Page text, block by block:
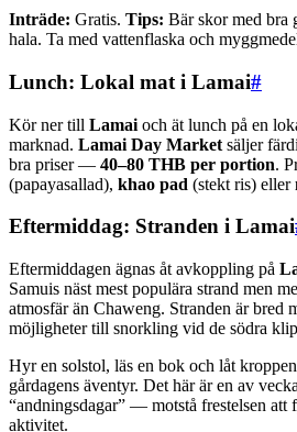
Inträde: Gratis. Tips: Bär skor med bra
hala. Ta med vattenflaska och
Lunch: Lokal mat i Lamai#
Kör ner till Lamai och ät lunch på en
marknad. Lamai Day Market säljer
bra priser — 40–80 THB per portion.
(papayasallad), khao pad (stekt ris) eller
Eftermiddag: Stranden i Lamai
Eftermiddagen ägnas åt avkoppling på
Samuis näst mest populära strand men
atmosfär än Chaweng. Stranden är bred
möjligheter till snorkling vid de södra
Hyr en solstol, läs en bok och låt
gårdagens äventyr. Det här är en av
“andningsdagar” — motstå frestelsen att
aktivitet.